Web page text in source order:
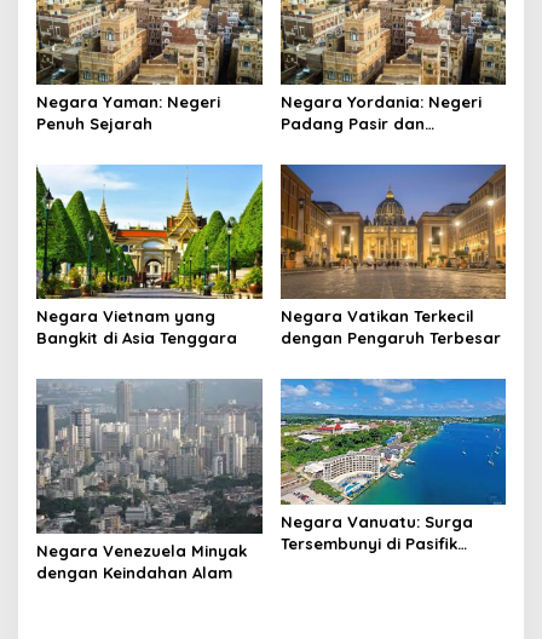
Negara Yaman: Negeri
Penuh Sejarah
Negara Yordania: Negeri
Padang Pasir dan
Negara Vietnam yang
Bangkit di Asia Tenggara
Negara Vatikan Terkecil
dengan Pengaruh Terbesar
Negara Venezuela Minyak
dengan Keindahan Alam
Negara Vanuatu: Surga
Tersembunyi di Pasifik